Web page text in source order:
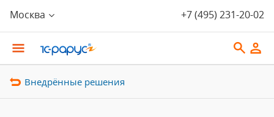
Москва +7 (495) 231-20-02
Внедрённые решения